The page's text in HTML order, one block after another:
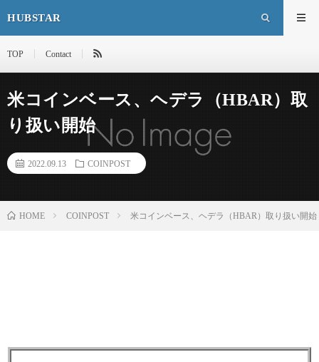
HUBSTAR
TOP Contact
米コインベース、ヘデラ（HBAR）取
り扱い開始
2022.09.13 COINPOST
HOME COINPOST 米コインベース、ヘデラ（HBAR）取り扱い開始